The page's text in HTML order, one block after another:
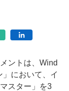
ントは、Wind
において、イ
スター」を3